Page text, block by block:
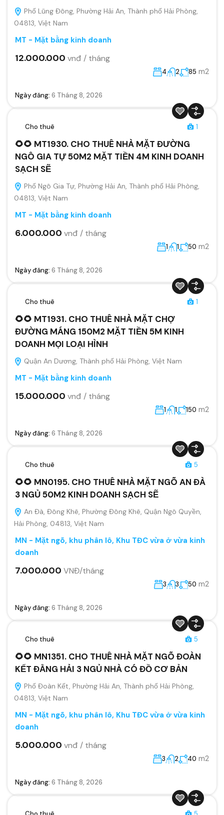
Phố Lũng Đông, Phường Hải An, Thành phố Hải Phòng,
04813, Việt Nam
MT - Mặt bằng kinh doanh
12.000.000 vnđ / tháng
4 2 85 m2
Ngày đăng: 6 Tháng 8, 2026
Cho thuê 1
🌻🌻 MT1930. CHO THUÊ NHÀ MẶT ĐƯỜNG
NGÔ GIA TỰ 50M2 MẶT TIỀN 4M KINH DOANH
SẠCH SẼ
Phố Ngô Gia Tự, Phường Hải An, Thành phố Hải Phòng,
04813, Việt Nam
MT - Mặt bằng kinh doanh
6.000.000 vnđ / tháng
1 1 50 m2
Ngày đăng: 6 Tháng 8, 2026
Cho thuê 1
🌻🌻 MT1931. CHO THUÊ NHÀ MẶT CHỢ
ĐƯỜNG MÁNG 150M2 MẶT TIỀN 5M KINH
DOANH MỌI LOẠI HÌNH
Quận An Dương, Thành phố Hải Phòng, Việt Nam
MT - Mặt bằng kinh doanh
15.000.000 vnđ / tháng
1 1 150 m2
Ngày đăng: 6 Tháng 8, 2026
Cho thuê 5
🌻🌻 MN0195. CHO THUÊ NHÀ MẶT NGÕ AN ĐÀ
3 NGỦ 50M2 KINH DOANH SẠCH SẼ
An Đà, Đông Khê, Phường Đông Khê, Quận Ngô Quyền,
Hải Phòng, 04813, Việt Nam
MN - Mặt ngõ, khu phân lô, Khu TĐC vừa ở vừa kinh
doanh
7.000.000 VNĐ/tháng
3 3 50 m2
Ngày đăng: 6 Tháng 8, 2026
Cho thuê 5
🌻🌻 MN1351. CHO THUÊ NHÀ MẶT NGÕ ĐOÀN
KẾT ĐẰNG HẢI 3 NGỦ NHÀ CÓ ĐỒ CƠ BẢN
Phố Đoàn Kết, Phường Hải An, Thành phố Hải Phòng,
04813, Việt Nam
MN - Mặt ngõ, khu phân lô, Khu TĐC vừa ở vừa kinh
doanh
5.000.000 vnđ / tháng
3 2 40 m2
Ngày đăng: 6 Tháng 8, 2026